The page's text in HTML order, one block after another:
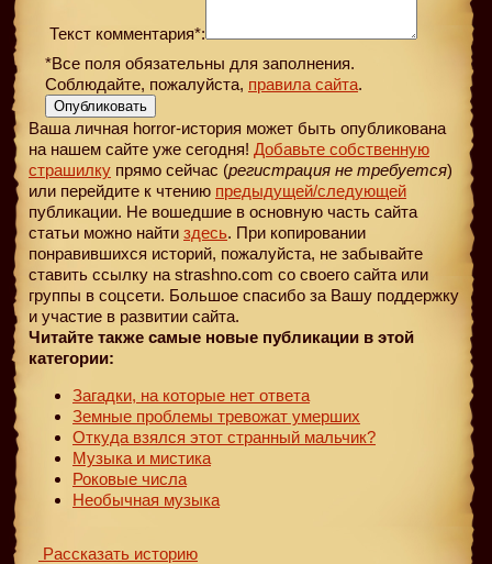
Текст комментария*:
*Все поля обязательны для заполнения.
Соблюдайте, пожалуйста, правила сайта.
Опубликовать
Ваша личная horror-история может быть опубликована
на нашем сайте уже сегодня! Добавьте собственную
страшилку прямо сейчас (регистрация не требуется)
или перейдите к чтению предыдущей/следующей
публикации. Не вошедшие в основную часть сайта
статьи можно найти здесь. При копировании
понравившихся историй, пожалуйста, не забывайте
ставить ссылку на strashno.com со своего сайта или
группы в соцсети. Большое спасибо за Вашу поддержку
и участие в развитии сайта.
Читайте также самые новые публикации в этой
категории:
Загадки, на которые нет ответа
Земные проблемы тревожат умерших
Откуда взялся этот странный мальчик?
Музыка и мистика
Роковые числа
Необычная музыка
Рассказать историю